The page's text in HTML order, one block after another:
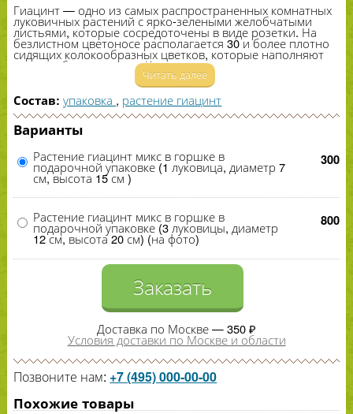
Гиацинт — одно из самых распространенных комнатных
луковичных растений с ярко-​зелеными желобчатыми
листьями, которые сосредоточены в виде розетки. На
безлистном цветоносе располагается30и более плотно
сидящих колокообразных цветков, которые наполняют
комнату благоуханием. Каждая луковица выпускает
только один цветонос, который вырастет до
сантиментов высотой, с восковыми цветками длиной
–5см, не увядающими течение2–3недель. Окраска
цветов гиацинта очень разнообразная и яркая: белая,
розовая, малиновая, жёлтая, оранжевая, красная,
голубая, синяя и фиолетовая.Гиацинты используют для
оформления бордюров, создания пятен на газоне.
Читать далее
Состав: упаковка , растение гиацинт
Варианты
Растение гиацинт микс в горшке в
подарочной упаковке (1 луковица, диаметр 7
см, высота 15 см )
300
Растение гиацинт микс в горшке в
подарочной упаковке (3 луковицы, диаметр
12 см, высота 20 см) (на фото)
800
Заказать
Доставка по Москве — 350 ₽
Условия доставки по Москве и области
Позвоните нам: +7 (495) 000-00-00
Похожие товары